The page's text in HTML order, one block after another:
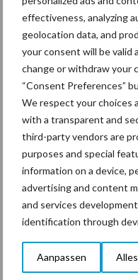
effectiveness, analyzing
geolocation data, and
your consent will be valid
change or withdraw your
“Consent Preferences”
We respect your choices
with a transparent and
third-party vendors are
purposes and special
information on a device,
advertising and content
and services
identification through
Aanpassen
nemen bij natte kuilen
<35 % droge stof)
Wat meet een
Droge stof (%) –
energiegehalte.
pH-waarde – ter
Boterzuur
of sporen
Wanneer moet